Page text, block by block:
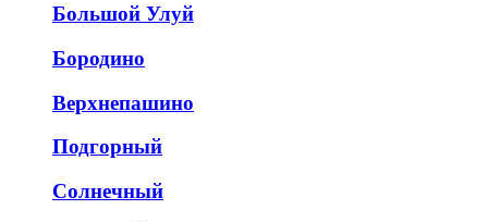
Большой Улуй
Бородино
Верхнепашино
Подгорный
Солнечный